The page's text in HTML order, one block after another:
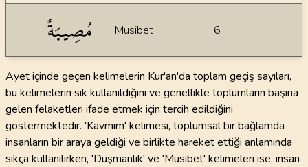
مُصِيبَةً Musibet 6
Ayet içinde geçen kelimelerin Kur'an'da toplam geçiş sayıları,
bu kelimelerin sık kullanıldığını ve genellikle toplumların başına
gelen felaketleri ifade etmek için tercih edildiğini
göstermektedir. 'Kavmim' kelimesi, toplumsal bir bağlamda
insanların bir araya geldiği ve birlikte hareket ettiği anlamında
sıkça kullanılırken, 'Düşmanlık' ve 'Musibet' kelimeleri ise, insan